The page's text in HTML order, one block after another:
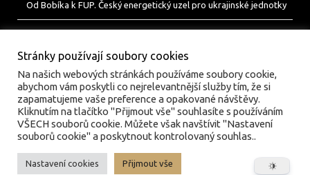
Od Bobíka k FUP. Český energetický uzel pro ukrajinské jednotky
© valka.online | Vydavatel: Jan Tofl, Plzeň | ISSN 3029-
Stránky používají soubory cookies
Na našich webových stránkách používáme soubory cookie,
abychom vám poskytli co nejrelevantnější služby tím, že si
zapamatujeme vaše preference a opakované návštěvy.
Kliknutím na tlačítko "Přijmout vše" souhlasíte s používáním
VŠECH souborů cookie. Můžete však navštívit "Nastavení
souborů cookie" a poskytnout kontrolovaný souhlas..
Nastavení cookies Přijmout vše